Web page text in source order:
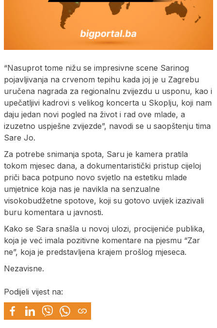
“Nasuprot tome nižu se impresivne scene Sarinog
pojavljivanja na crvenom tepihu kada joj je u Zagrebu
uručena nagrada za regionalnu zvijezdu u usponu, kao i
upečatljivi kadrovi s velikog koncerta u Skoplju, koji nam
daju jedan novi pogled na život i rad ove mlade, a
izuzetno uspješne zvijezde”, navodi se u saopštenju tima
Sare Jo.
Za potrebe snimanja spota, Saru je kamera pratila
tokom mjesec dana, a dokumentaristički pristup cijeloj
priči baca potpuno novo svjetlo na estetiku mlade
umjetnice koja nas je navikla na senzualne
visokobudžetne spotove, koji su gotovo uvijek izazivali
buru komentara u javnosti.
Kako se Sara snašla u novoj ulozi, procijeniće publika,
koja je već imala pozitivne komentare na pjesmu “Zar
ne”, koja je predstavljena krajem prošlog mjeseca.
Nezavisne.
Podijeli vijest na: